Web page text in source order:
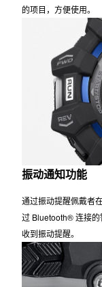
的项目，方便使用。
振动通知功能
通过振动提醒佩戴者
过 Bluetooth® 连接
收到振动提醒。